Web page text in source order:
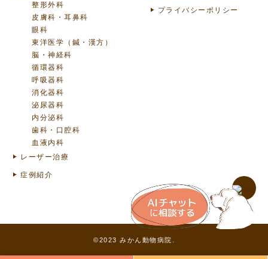
整形外科
皮膚科・耳鼻科
眼科
東洋医学（鍼・漢方）
脳・神経科
循環器科
呼吸器科
消化器科
泌尿器科
内分泌科
歯科・口腔科
血液内科
レーザー治療
症例紹介
プライバシーポリシー
©2023 みかん動物病院.